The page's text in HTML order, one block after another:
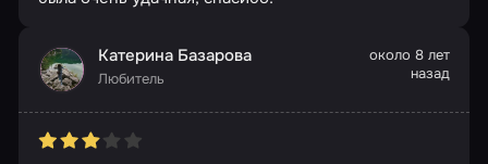
Катерина Базарова
Любитель
около 8 лет
назад